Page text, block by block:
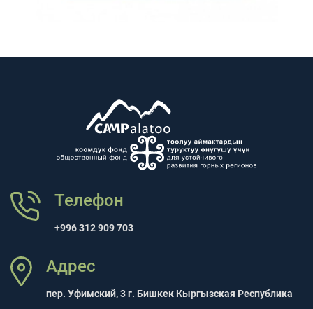
Телефон
+996 312 909 703
Адрес
пер. Уфимский, 3 г. Бишкек Кыргызская Республика